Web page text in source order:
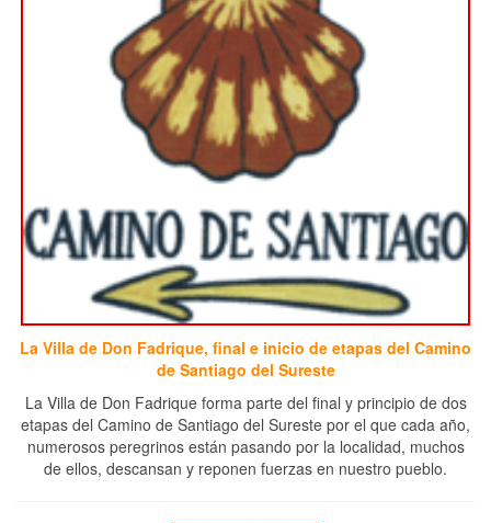
La Villa de Don Fadrique, final e inicio de etapas del Camino
de Santiago del Sureste
La Villa de Don Fadrique forma parte del final y principio de dos
etapas del Camino de Santiago del Sureste por el que cada año,
numerosos peregrinos están pasando por la localidad, muchos
de ellos, descansan y reponen fuerzas en nuestro pueblo.